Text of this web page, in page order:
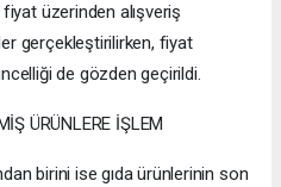
üzerinden alışveriş
gerçekleştirilirken, fiyat
de gözden geçirildi.
ÜRÜNLERE İŞLEM
birini ise gıda ürünlerinin son